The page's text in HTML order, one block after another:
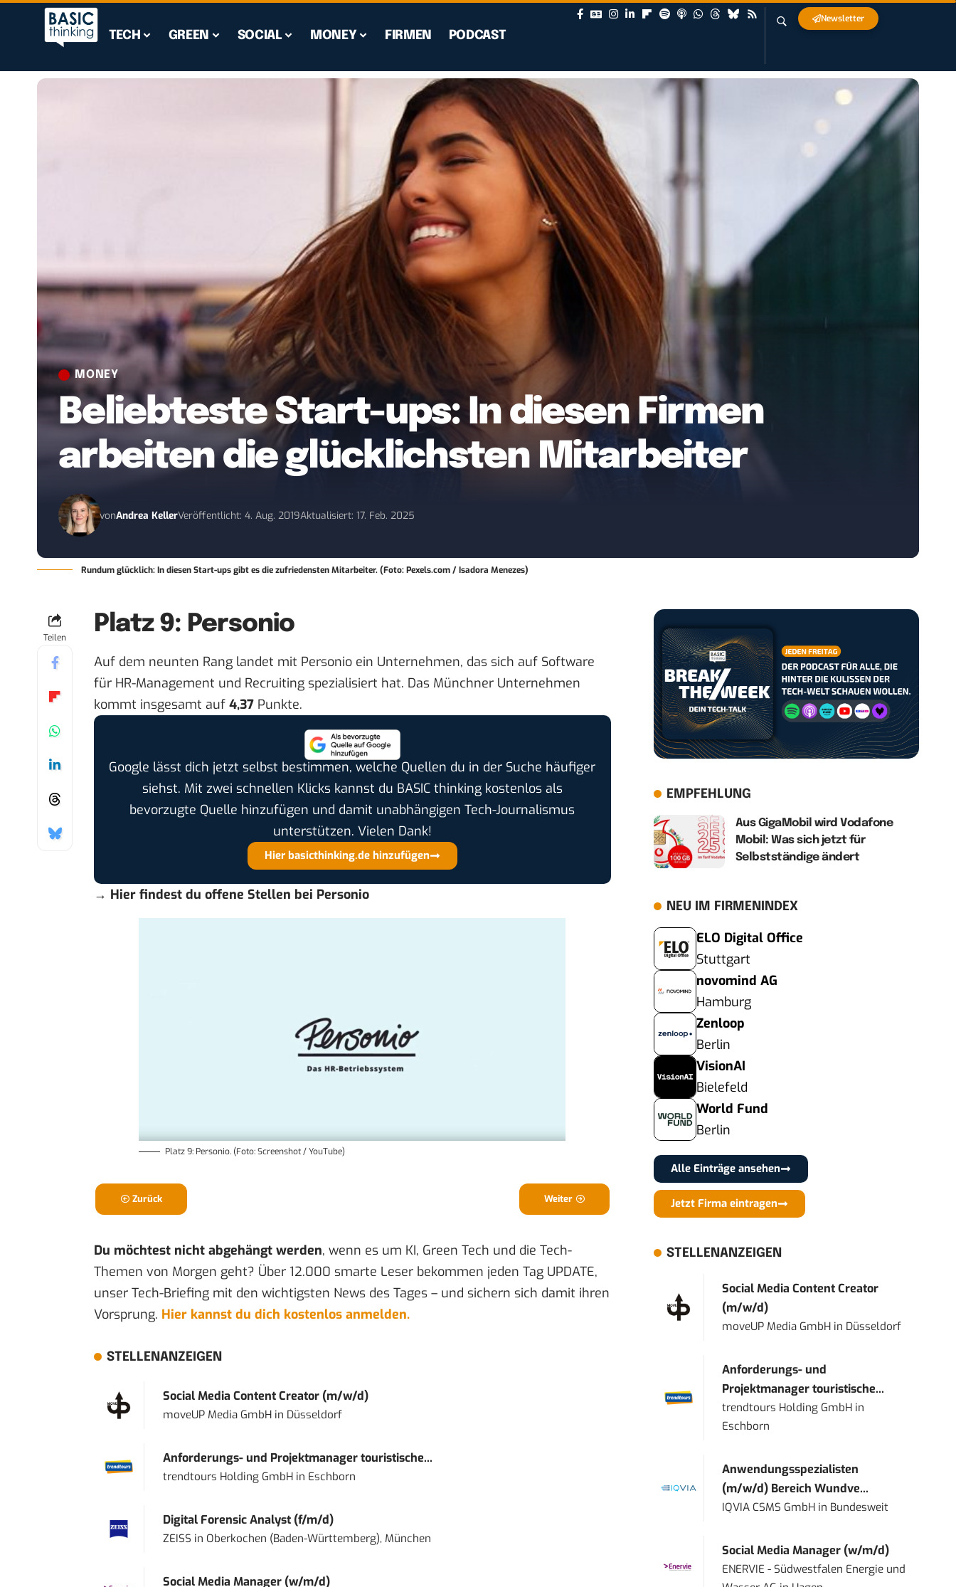
TECH GREEN SOCIAL MONEY FIRMEN PODCAST
Newsletter
MONEY
Beliebteste Start-ups: In diesen Firmen
arbeiten die glücklichsten Mitarbeiter
vonAndrea KellerVeröffentlicht: 4. Aug. 2019Aktualisiert: 17. Feb. 2025
Rundum glücklich: In diesen Start-ups gibt es die zufriedensten Mitarbeiter. (Foto: Pexels.com / Isadora Menezes)
Teilen
Platz 9: Personio
Auf dem neunten Rang landet mit Personio ein Unternehmen, das sich auf Software
für HR-Management und Recruiting spezialisiert hat. Das Münchner Unternehmen
kommt insgesamt auf 4,37 Punkte.
Google lässt dich jetzt selbst bestimmen, welche Quellen du in der Suche häufiger
siehst. Mit zwei schnellen Klicks kannst du BASIC thinking kostenlos als
bevorzugte Quelle hinzufügen und damit unabhängigen Tech-Journalismus
unterstützen. Vielen Dank!
Hier basicthinking.de hinzufügen
→ Hier findest du offene Stellen bei Personio
Platz 9: Personio. (Foto: Screenshot / YouTube)
Zurück Weiter
Du möchtest nicht abgehängt werden, wenn es um KI, Green Tech und die Tech-
Themen von Morgen geht? Über 12.000 smarte Leser bekommen jeden Tag UPDATE,
unser Tech-Briefing mit den wichtigsten News des Tages – und sichern sich damit ihren
Vorsprung. Hier kannst du dich kostenlos anmelden.
STELLENANZEIGEN
Social Media Content Creator (m/w/d)
moveUP Media GmbHin Düsseldorf
Anforderungs- und Projektmanager touristische...
trendtours Holding GmbHin Eschborn
Digital Forensic Analyst (f/m/d)
ZEISS in Oberkochen (Baden-Württemberg), München
Social Media Manager (w/m/d)
EMPFEHLUNG
Aus GigaMobil wird Vodafone
Mobil: Was sich jetzt für
Selbstständige ändert
NEU IM FIRMENINDEX
ELO Digital Office
Stuttgart
novomind AG
Hamburg
Zenloop
Berlin
VisionAI
Bielefeld
World Fund
Berlin
Alle Einträge ansehen
Jetzt Firma eintragen
STELLENANZEIGEN
Social Media Content Creator
(m/w/d)
moveUP Media GmbH in Düsseldorf
Anforderungs- und
Projektmanager touristische...
trendtours Holding GmbH in
Eschborn
Anwendungsspezialisten
(m/w/d) Bereich Wundve...
IQVIA CSMS GmbH in Bundesweit
Social Media Manager (w/m/d)
ENERVIE - Südwestfalen Energie und